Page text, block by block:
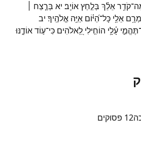
קֹדֵ֥ראֵלֵ֗ךְ בְּלַ֣חַץאוֹיֵֽב׃ יא בְּרֶ֤צַח ׀
אֵלַ֥י כָּל־הַ֝יּ֗וֹם אַיֵּ֥ה אֱלֹהֶֽיךָ׃ יב
תֶּהֱמִ֪י עָ֫לָ֥י הוֹחִ֣ילִי לֵֽ֭אלֹהִים כִּי־ע֣וֹדאוֹדֶ֑נּוּ
12 פסוקים